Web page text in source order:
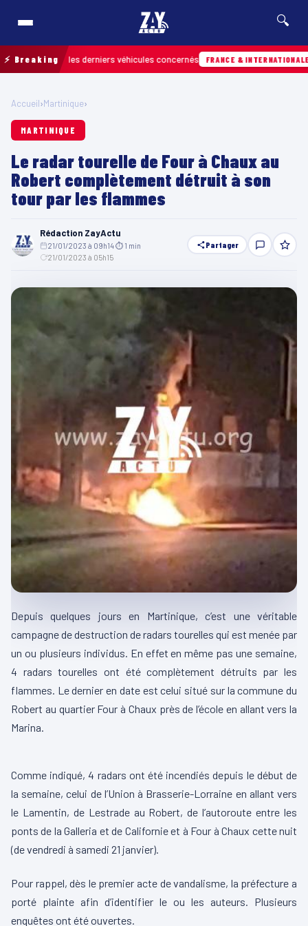
🔍
⚡ Breakingles derniers véhicules concernés FRANCE & INTERNATIONALE 07/
Accueil›Martinique›
MARTINIQUE
Le radar tourelle de Four à Chaux au
Robert complètement détruit à son
tour par les flammes
Rédaction ZayActu
21/01/2023 à 09h14⏱ 1 min
21/01/2023 à 05h15
Partager
Depuis quelques jours en Martinique, c’est une véritable
campagne de destruction de radars tourelles qui est menée par
un ou plusieurs individus. En effet en même pas une semaine,
4 radars tourelles ont été complètement détruits par les
flammes. Le dernier en date est celui situé sur la commune du
Robert au quartier Four à Chaux près de l’école en allant vers la
Marina.
e
c
t
e
u
v
i
Comme indiqué, 4 radars ont été incendiés depuis le début de
la semaine, celui de l’Union à Brasserie-Lorraine en allant vers
le Lamentin, de Lestrade au Robert, de l’autoroute entre les
ponts de la Galleria et de Californie et à Four à Chaux cette nuit
(de vendredi à samedi 21 janvier).
Pour rappel, dès le premier acte de vandalisme, la préfecture a
porté plainte afin d’identifier le ou les auteurs. Plusieurs
enquêtes ont été ouvertes.